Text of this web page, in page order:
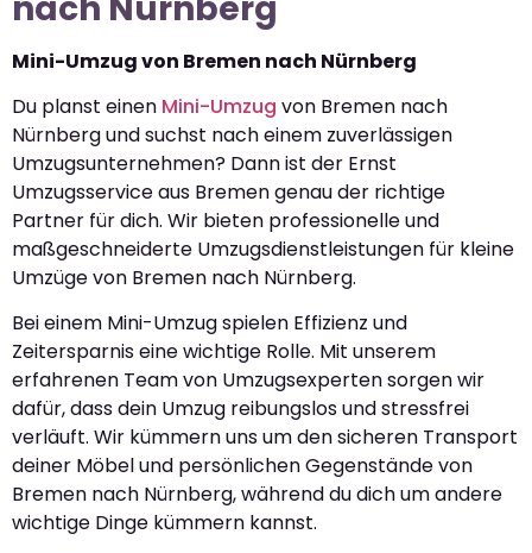
Mini-Umzug von Bremen nach Nürnberg
Du planst einen Mini-Umzug von Bremen nach
Nürnberg und suchst nach einem zuverlässigen
Umzugsunternehmen? Dann ist der Ernst
Umzugsservice aus Bremen genau der richtige
Partner für dich. Wir bieten professionelle und
maßgeschneiderte Umzugsdienstleistungen für kleine
Umzüge von Bremen nach Nürnberg.
Bei einem Mini-Umzug spielen Effizienz und
Zeitersparnis eine wichtige Rolle. Mit unserem
erfahrenen Team von Umzugsexperten sorgen wir
dafür, dass dein Umzug reibungslos und stressfrei
verläuft. Wir kümmern uns um den sicheren Transport
deiner Möbel und persönlichen Gegenstände von
Bremen nach Nürnberg, während du dich um andere
wichtige Dinge kümmern kannst.